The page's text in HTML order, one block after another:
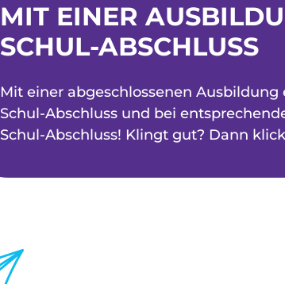
MIT EINER
SCHUL-ABSCHLUSS
Mit einer abgeschlossenen
Schul-Abschluss und bei
Schul-Abschluss! Klingt gut? Dann klick